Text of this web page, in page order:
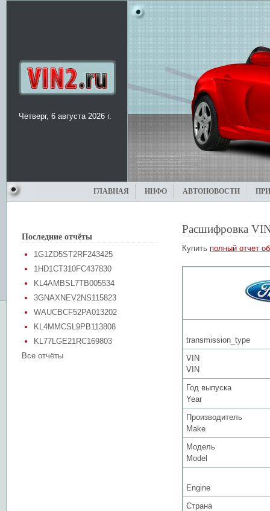
Четверг, 6 августа 2026 г.
ГЛАВНАЯ ИНФО АВТОНОВОСТИ
Последние отчёты
1G1ZD5ST2RF243425
1HD1CT310FC437830
KL4AMBSL7TB005534
3GNAXNEV2NS115823
WAUCBCF52PA013202
KL4MMCSL9PB113808
KL77LGE21RC169803
Все отчёты
Расшифровка
Купить полный отчет
transmission_type
VIN
VIN
Год выпуска
Year
Производитель
Make
Модель
Model
Engine
Страна